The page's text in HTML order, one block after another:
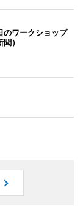
のワークショップ
）